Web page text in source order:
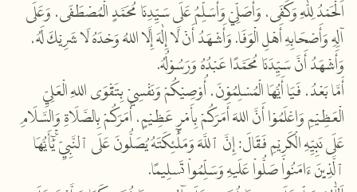
اَلْحَمْدُ لِلّٰهِ وَكَفَى، وَأُصَلِّيْ وَأُسَلِّمُ عَلَى سَيِّدِنَا مُحَمَّدٍ الْمُصْطَفَى، وَعَلَى
آلِهِ وَأَصْحَابِهِ أَهْلِ الْوَفَا. وَأَشْهَدُ أَنْ لَّا إِلٰهَ إِلَّا اللهُ وَحْدَهُ لَا شَرِيْكَ لَهُ،
وَأَشْهَدُ أَنَّ سَيِّدَنَا مُحَمَّدًا عَبْدُهُ وَرَسُوْلُهُ.
أَمَّا بَعْدُ، فَيَا أَيُّهَا الْمُسْلِمُوْنَ، أُوْصِيْكُمْ وَنَفْسِيْ بِتَقْوَى اللهِ الْعَلِيِّ
الْعَظِيْمِ وَاعْلَمُوْا أَنَّ اللهَ أَمَرَكُمْ بِأَمْرٍ عَظِيْمٍ، أَمَرَكُمْ بِالصَّلَاةِ وَالسَّلَامِ
عَلَى نَبِيِّهِ الْكَرِيْمِ فَقَالَ: إِنَّ ٱللَّهَ وَمَلَٰٓئِكَتَهُ يُصَلُّونَ عَلَى ٱلنَّبِيِّۚ يَٰٓأَيُّهَا
ٱلَّذِينَ ءَامَنُواْ صَلُّواْ عَلَيۡهِ وَسَلِّمُواْ تَسۡلِيمًا.